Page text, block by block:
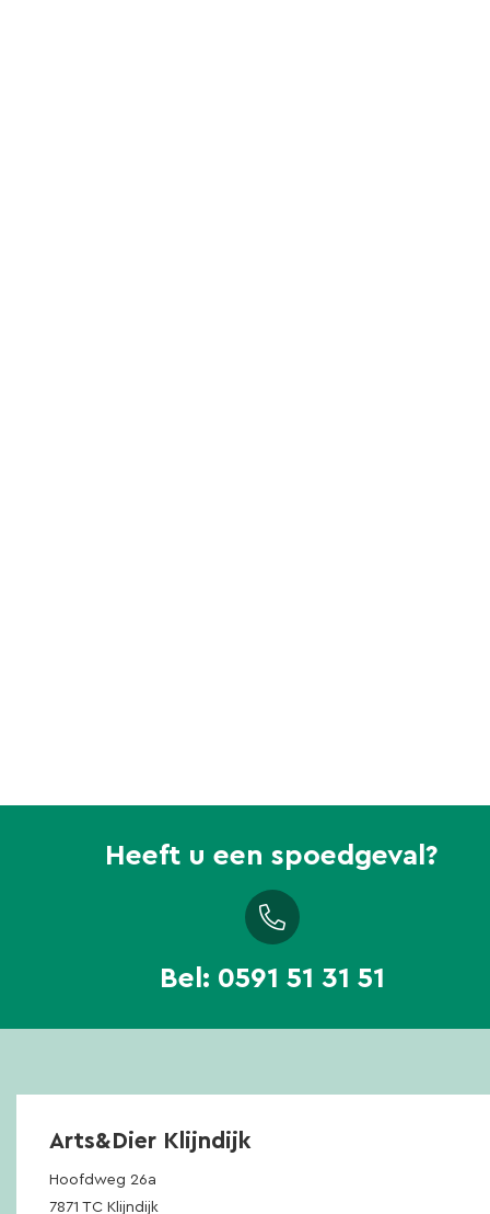
Heeft u een spoedgeval?
Bel: 0591 51 31 51
Arts&Dier Klijndijk
Hoofdweg 26a
7871 TC Klijndijk